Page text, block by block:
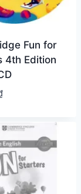
Fun for
4th Edition